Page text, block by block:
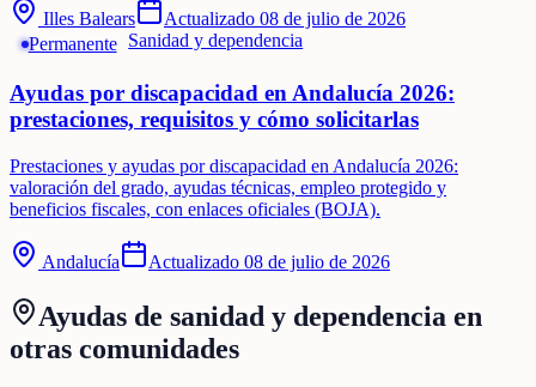
Illes Balears Actualizado 08 de julio de 2026
Permanente
Sanidad y dependencia
Ayudas por discapacidad en Andalucía 2026:
prestaciones, requisitos y cómo solicitarlas
Prestaciones y ayudas por discapacidad en Andalucía 2026:
valoración del grado, ayudas técnicas, empleo protegido y
beneficios fiscales, con enlaces oficiales (BOJA).
Andalucía Actualizado 08 de julio de 2026
Ayudas de sanidad y dependencia en
otras comunidades